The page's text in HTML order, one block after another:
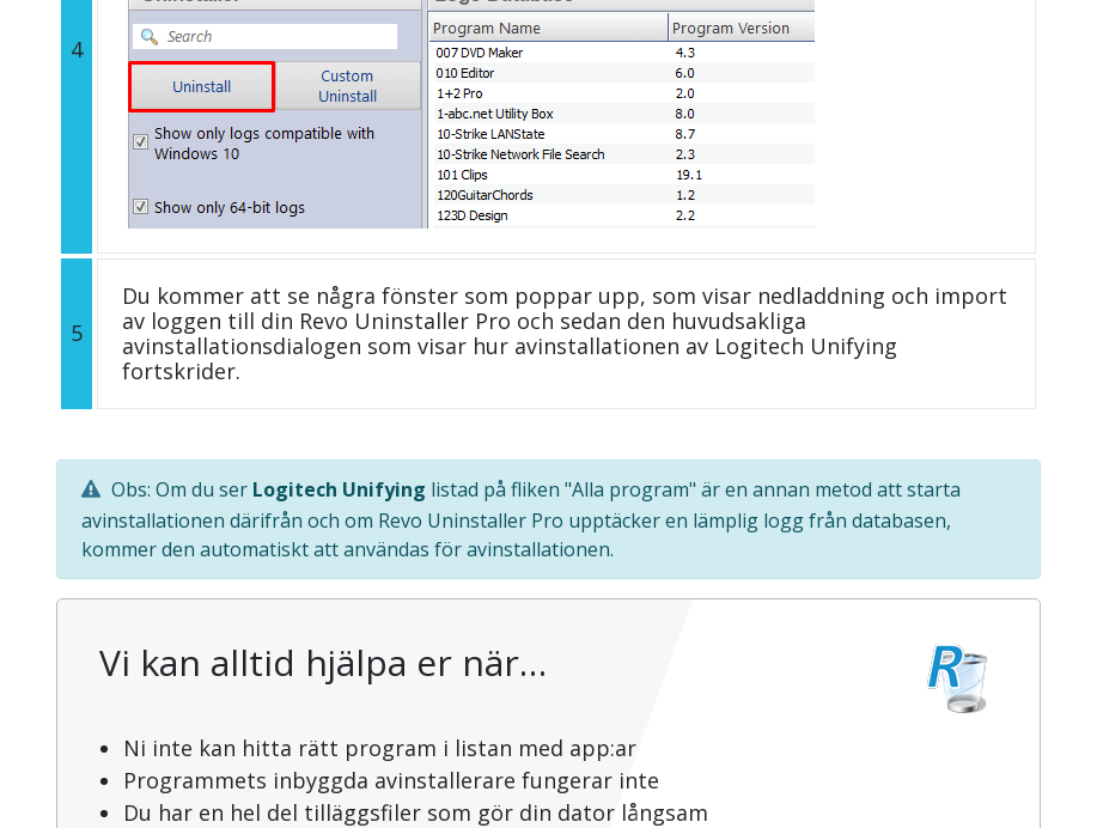
4
5
Du kommer att se några fönster som poppar upp, som visar nedladdning och import
av loggen till din Revo Uninstaller Pro och sedan den huvudsakliga
avinstallationsdialogen som visar hur avinstallationen av Logitech Unifying
fortskrider.
Obs: Om du ser Logitech Unifying listad på fliken "Alla program" är en annan metod att starta
avinstallationen därifrån och om Revo Uninstaller Pro upptäcker en lämplig logg från databasen,
kommer den automatiskt att användas för avinstallationen.
Vi kan alltid hjälpa er när…
Ni inte kan hitta rätt program i listan med app:ar
Programmets inbyggda avinstallerare fungerar inte
Du har en hel del tilläggsfiler som gör din dator långsam